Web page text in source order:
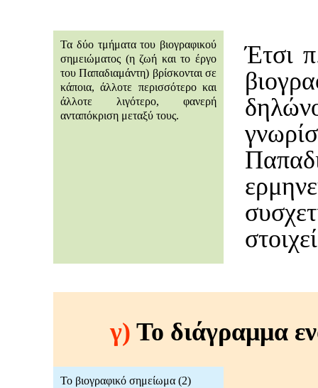
Τα δύο τμήματα του βιογραφικού
σημειώματος (η ζωή και το έργο
του Παπαδιαμάντη) βρίσκονται σε
κάποια, άλλοτε περισσότερο και
άλλοτε λιγότερο, φανερή
ανταπόκριση μεταξύ τους.
Έτσι
γ) Το διάγραμμα
Το βιογραφικό σημείωμα (2)